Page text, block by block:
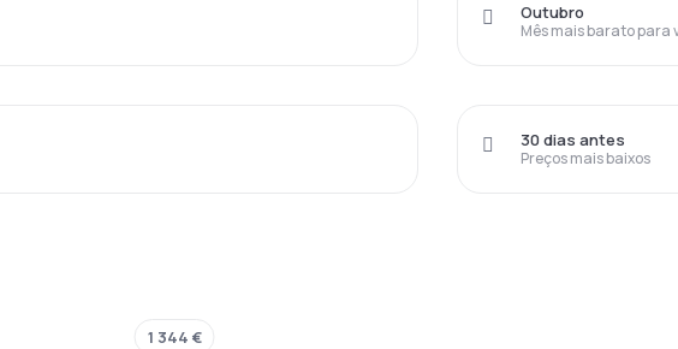
Mês mais barato para
Outubro
Preços mais baixos
30 dias antes
1 344 €